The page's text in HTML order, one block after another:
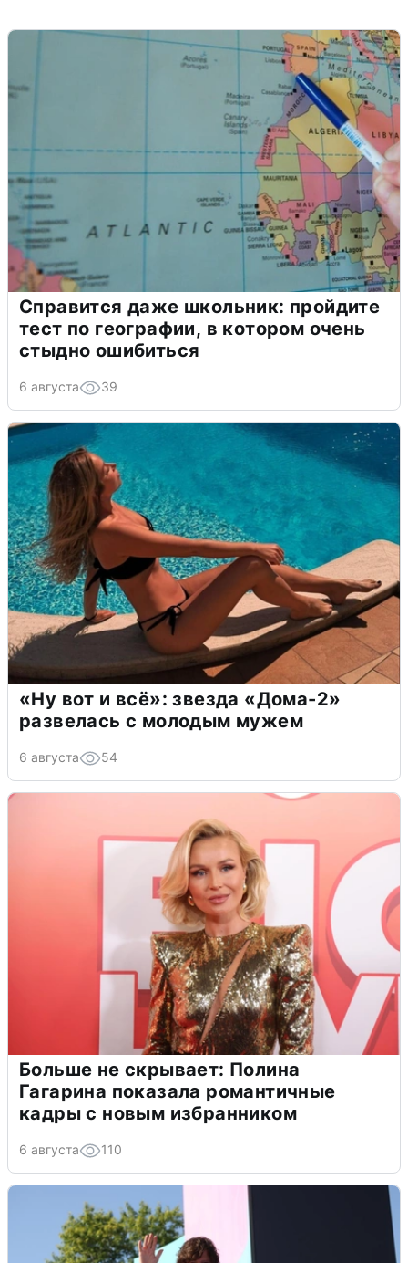
Справится даже школьник: пройдите
тест по географии, в котором очень
стыдно ошибиться
6 августа 39
«Ну вот и всё»: звезда «Дома-2»
развелась с молодым мужем
6 августа 54
Больше не скрывает: Полина
Гагарина показала романтичные
кадры с новым избранником
6 августа 110